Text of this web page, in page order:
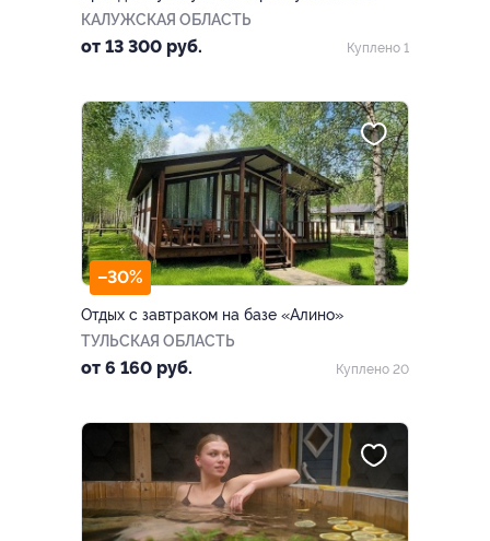
КАЛУЖСКАЯ ОБЛАСТЬ
от 13 300 руб. Куплено 1
–30%
Отдых с завтраком на базе «Алино»
ТУЛЬСКАЯ ОБЛАСТЬ
от 6 160 руб. Куплено 20